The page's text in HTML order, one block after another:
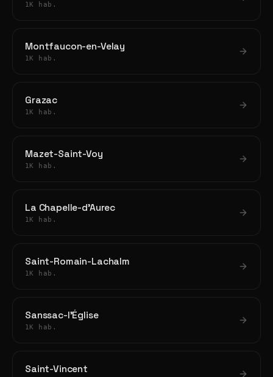
1K hab.
Montfaucon-en-Velay
1K hab.
Grazac
1K hab.
Mazet-Saint-Voy
1K hab.
La Chapelle-d'Aurec
1K hab.
Saint-Romain-Lachalm
1K hab.
Sanssac-l'Église
1K hab.
Saint-Vincent